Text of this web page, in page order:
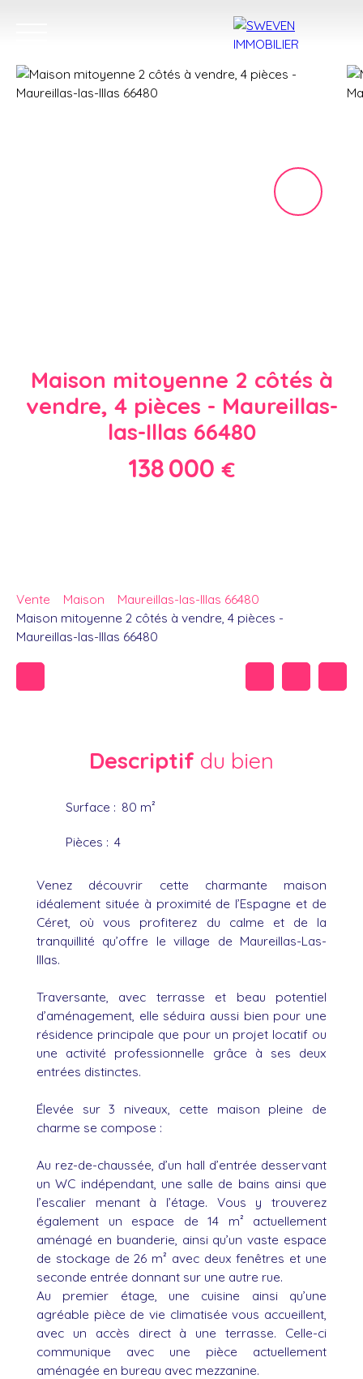
Maison mitoyenne 2 côtés à
vendre, 4 pièces - Maureillas-
las-Illas 66480
138 000€
Vente Maison
Maureillas-las-Illas 66480
Maison mitoyenne 2 côtés à vendre, 4 pièces -
Maureillas-las-Illas 66480
Descriptif du bien
Surface : 80 m²
Pièces : 4
Venez découvrir cette charmante maison
idéalement située à proximité de l’Espagne et de
Céret, où vous profiterez du calme et de la
tranquillité qu’offre le village de Maureillas-Las-
Illas.
Traversante, avec terrasse et beau potentiel
d’aménagement, elle séduira aussi bien pour une
résidence principale que pour un projet locatif ou
une activité professionnelle grâce à ses deux
entrées distinctes.
Élevée sur 3 niveaux, cette maison pleine de
charme se compose :
Au rez-de-chaussée, d’un hall d’entrée desservant
un WC indépendant, une salle de bains ainsi que
l’escalier menant à l’étage. Vous y trouverez
également un espace de 14 m² actuellement
aménagé en buanderie, ainsi qu’un vaste espace
de stockage de 26 m² avec deux fenêtres et une
seconde entrée donnant sur une autre rue.
Au premier étage, une cuisine ainsi qu’une
agréable pièce de vie climatisée vous accueillent,
avec un accès direct à une terrasse. Celle-ci
communique avec une pièce actuellement
aménagée en bureau avec mezzanine.